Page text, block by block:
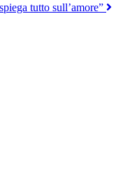
tutto sull’amore”